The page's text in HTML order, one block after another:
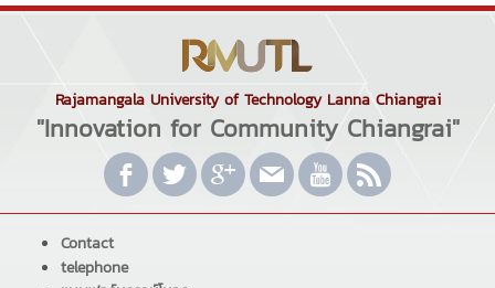
Rajamangala University of Technology Lanna Chiangrai
"Innovation for Community Chiangrai"
Contact
telephone